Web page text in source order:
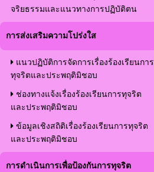
จริยธรรมและแนวทางการปฏิบัติตน
การส่งเสริมความโปร่งใส
แนวปฏิบัติการจัดการเรื่องร้องเรียนการ
ทุจริตและประพฤติมิชอบ
ช่องทางแจ้งเรื่องร้องเรียนการทุจริต
และประพฤติมิชอบ
ข้อมูลเชิงสถิติเรื่องร้องเรียนการทุจริต
และประพฤติมิชอบ
การดำเนินการเพื่อป้องกันการทุจริต